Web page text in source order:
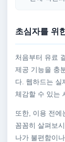
초심자를 위
처음부터 유료
제공 기능을 충
다. 웹하드는 실
체감할 수 있는
또한, 이용 전에
꼼꼼히 살펴보
나가 불편함이